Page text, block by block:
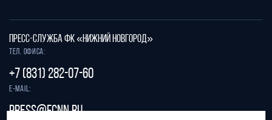
ПРЕСС-СЛУЖБА ФК «НИЖНИЙ НОВГОРОД»
Тел. офиса:
+7 (831) 282-07-60
E-mail:
press@fcnn.ru